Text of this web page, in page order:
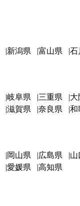
新潟県 富山県 石
岐阜県 三重県
大
滋賀県 奈良県 和
岡山県 広島県
山
愛媛県 高知県